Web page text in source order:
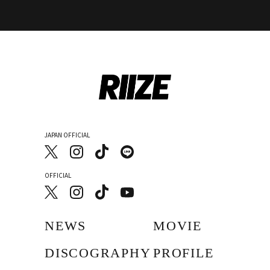
NEWS
MOVIE
DISCOGRAPHY PROFILE
JAPAN OFFICIAL
OFFICIAL